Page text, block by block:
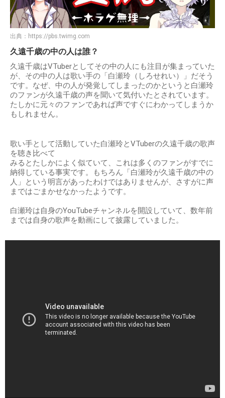
出典： https://pbs.twimg.com
久遠千歳の中の人は誰？
久遠千歳はVTuberとしてその中の人にも注目が集まっていた
が、その中の人は歌い手の「白瀬玲（しろせれい）」だそう
です。なぜ、中の人が発覚してしまったのかというと白瀬玲
のファンが久遠千歳の声を聞いて気付いたとされています。
たしかに元々のファンであれば声ですぐにわかってしまうか
もしれません。
歌い手として活動していた白瀬玲とVTuberの久遠千歳の歌声
を聴き比べて
みるとたしかによく似ていて、これは多くのファンがすでに
納得している事実です。もちろん「白瀬玲が久遠千歳の中の
人」という明言があったわけではありませんが、さすがに声
まではごまかせなかったようです。
白瀬玲は自身のYouTubeチャンネルを開設していて、数年前
までは自身の歌声を動画にして披露していました。